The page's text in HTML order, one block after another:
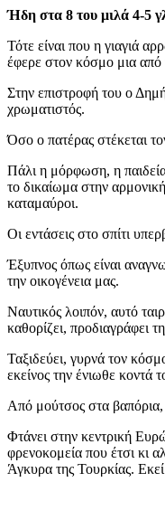
Ήδη στα 8 του μιλά 4-5
Τότε είναι που η γιαγιά
έφερε στον κόσμο μια
Στην επιστροφή του ο
χρωματιστός.
Όσο ο πατέρας στέκεται
Πάλι η μόρφωση, η παιδεία
το δικαίωμα στην
καταμαύροι.
Οι εντάσεις στο σπίτι
Έξυπνος όπως είναι
την οικογένεια μας.
Ναυτικός λοιπόν, αυτό
καθορίζει, προδιαγράφει
Ταξιδεύει, γυρνά τον
εκείνος την ένιωθε κοντά
Από μούτσος στα
Φτάνει στην κεντρική
φρενοκομεία που έτσι κι
Άγκυρα της Τουρκίας.